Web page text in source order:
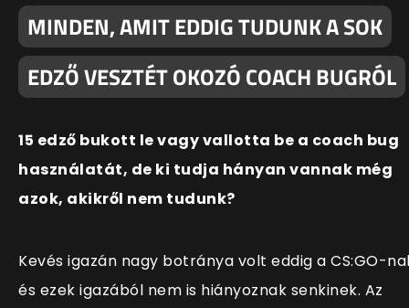
MINDEN, AMIT EDDIG TUDUNK A SOK
EDZŐ VESZTÉT OKOZÓ COACH BUGRÓL
15 edző bukott le vagy vallotta be a coach bug
használatát, de ki tudja hányan vannak még
azok, akikről nem tudunk?
Kevés igazán nagy botránya volt eddig a CS:GO-
és ezek igazából nem is hiányoznak senkinek. Az